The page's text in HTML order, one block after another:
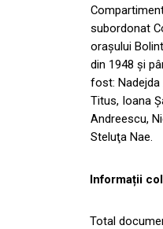
subordonat
oraşului
din 1948 şi
fost: Nadejda
Titus, Ioana
Andreescu,
Steluţa Nae.
Informații
Total